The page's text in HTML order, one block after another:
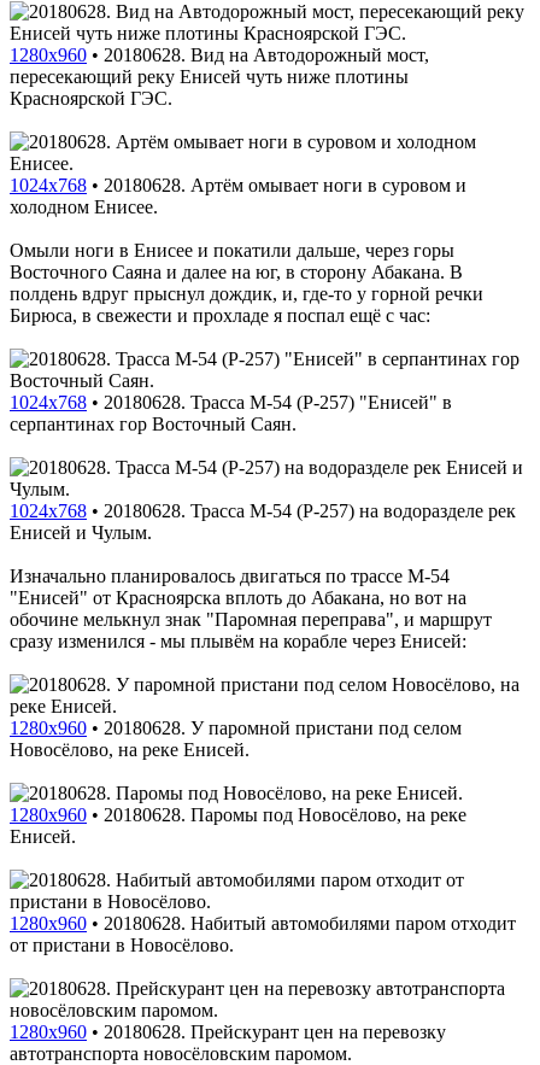
1280x960 • 20180628. Вид на Автодорожный мост,
пересекающий реку Енисей чуть ниже плотины
Красноярской ГЭС.
1024x768 • 20180628. Артём омывает ноги в суровом и
холодном Енисее.
Омыли ноги в Енисее и покатили дальше, через горы
Восточного Саяна и далее на юг, в сторону Абакана. В
полдень вдруг прыснул дождик, и, где-то у горной речки
Бирюса, в свежести и прохладе я поспал ещё с час:
1024x768 • 20180628. Трасса M-54 (P-257) "Енисей" в
серпантинах гор Восточный Саян.
1024x768 • 20180628. Трасса M-54 (P-257) на водоразделе рек
Енисей и Чулым.
Изначально планировалось двигаться по трассе M-54
"Енисей" от Красноярска вплоть до Абакана, но вот на
обочине мелькнул знак "Паромная переправа", и маршрут
сразу изменился - мы плывём на корабле через Енисей:
1280x960 • 20180628. У паромной пристани под селом
Новосёлово, на реке Енисей.
1280x960 • 20180628. Паромы под Новосёлово, на реке
Енисей.
1280x960 • 20180628. Набитый автомобилями паром отходит
от пристани в Новосёлово.
1280x960 • 20180628. Прейскурант цен на перевозку
автотранспорта новосёловским паромом.